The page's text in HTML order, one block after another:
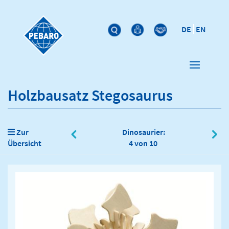
DE EN
Holzbausatz Stegosaurus
Zur
Übersicht
Dinosaurier:
4 von 10